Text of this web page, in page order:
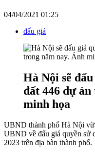
04/04/2021 01:25
đấu giá
Hà Nội sẽ
đất 446 dự
minh họa
UBND thành phố Hà Nội
UBND về đấu giá quyền sử
2023 trên địa bàn thành phố.